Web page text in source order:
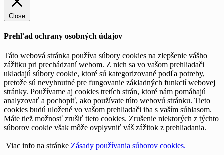
Close
Prehľad ochrany osobných údajov
Táto webová stránka používa súbory cookies na zlepšenie vášho
zážitku pri prechádzaní webom. Z nich sa vo vašom prehliadači
ukladajú súbory cookie, ktoré sú kategorizované podľa potreby,
pretože sú nevyhnutné pre fungovanie základných funkcií webovej
stránky. Používame aj cookies tretích strán, ktoré nám pomáhajú
analyzovať a pochopiť, ako používate túto webovú stránku. Tieto
cookies budú uložené vo vašom prehliadači iba s vaším súhlasom.
Máte tiež možnosť zrušiť tieto cookies. Zrušenie niektorých z týchto
súborov cookie však môže ovplyvniť váš zážitok z prehliadania.
Viac info na stránke Zásady používania súborov cookies.